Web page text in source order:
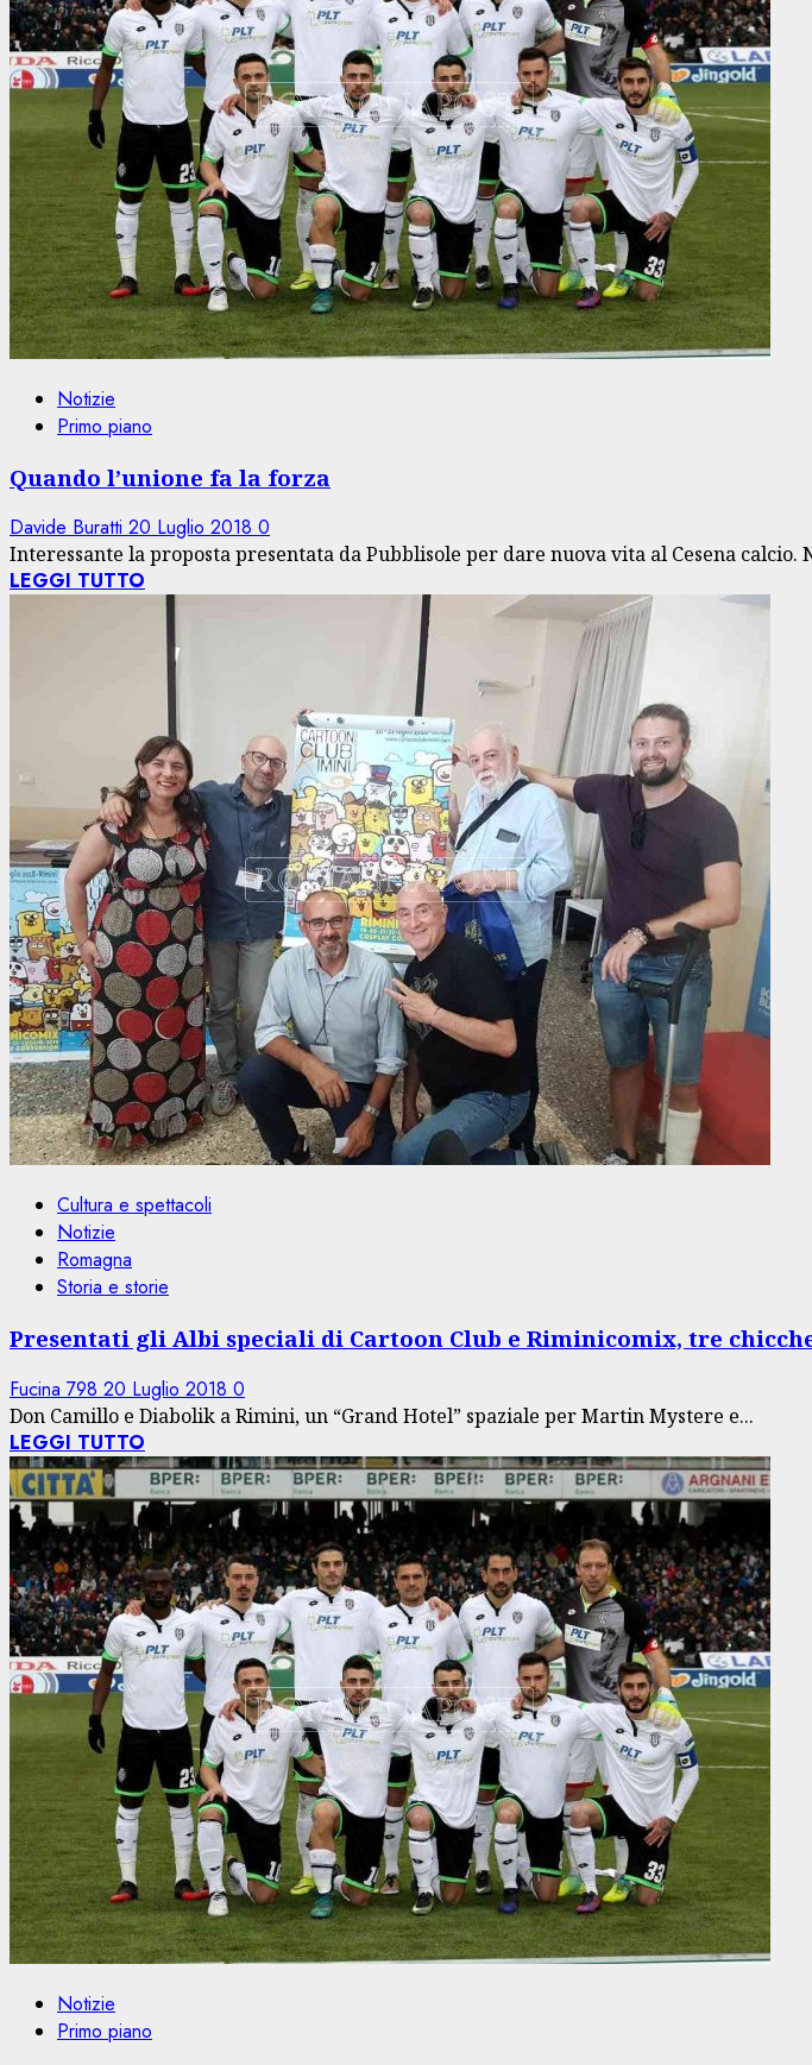
Notizie
Primo piano
Quando l’unione fa la forza
Davide Buratti 20 Luglio 2018 0
Interessante la proposta presentata da Pubblisole per dare nuova vita al Cesena calcio.
LEGGI TUTTO
Cultura e spettacoli
Notizie
Romagna
Storia e storie
Presentati gli Albi speciali di Cartoon Club e Riminicomix, tre
Fucina 798 20 Luglio 2018 0
Don Camillo e Diabolik a Rimini, un “Grand Hotel” spaziale per Martin Mystere e...
LEGGI TUTTO
Notizie
Primo piano